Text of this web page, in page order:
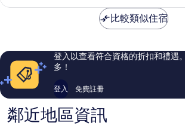
常
評
論
為
比較類似住宿
登入以查看符合資格的折扣和禮遇
多！
登入 免費註冊
鄰近地區資訊